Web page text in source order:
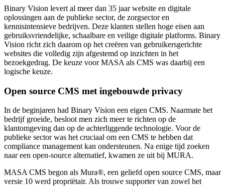
Binary Vision levert al meer dan 35 jaar website en digitale
oplossingen aan de publieke sector, de zorgsector en
kennisintensieve bedrijven. Deze klanten stellen hoge eisen aan
gebruiksvriendelijke, schaalbare en veilige digitale platforms. Binary
Vision richt zich daarom op het creëren van gebruikersgerichte
websites die volledig zijn afgestemd op inzichten in het
bezoekgedrag. De keuze voor MASA als CMS was daarbij een
logische keuze.
Open source CMS met ingebouwde privacy
In de beginjaren had Binary Vision een eigen CMS. Naarmate het
bedrijf groeide, besloot men zich meer te richten op de
klantomgeving dan op de achterliggende technologie. Voor de
publieke sector was het cruciaal om een CMS te hebben dat
compliance management kan ondersteunen. Na enige tijd zoeken
naar een open-source alternatief, kwamen ze uit bij MURA.
MASA CMS begon als Mura®, een geliefd open source CMS, maar
versie 10 werd propriëtair. Als trouwe supporter van zowel het